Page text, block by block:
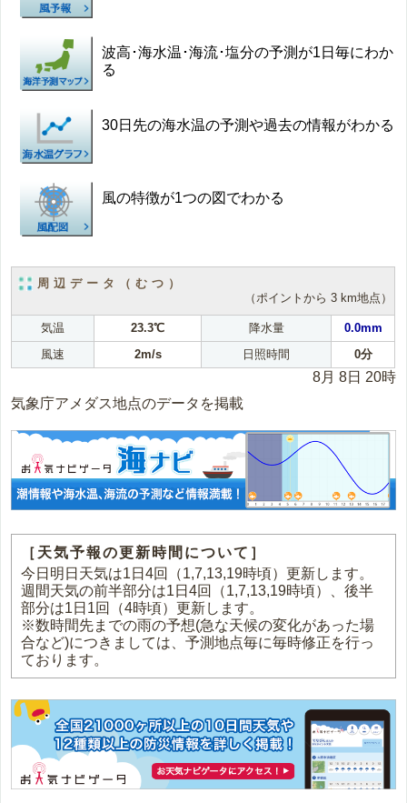
波高･海水温･海流･塩分の予測が1日毎にわか
る
30日先の海水温の予測や過去の情報がわかる
風の特徴が1つの図でわかる
周辺データ（むつ）
（ポイントから 3 km地点）
気温 23.3℃ 降水量
0.0mm
風速
2m/s 日照時間 0分
8月 8日 20時
気象庁アメダス地点のデータを掲載
［天気予報の更新時間について］
今日明日天気は1日4回（1,7,13,19時頃）更新します。
週間天気の前半部分は1日4回（1,7,13,19時頃）、後半
部分は1日1回（4時頃）更新します。
※数時間先までの雨の予想(急な天候の変化があった場
合など)につきましては、予測地点毎に毎時修正を行っ
ております。